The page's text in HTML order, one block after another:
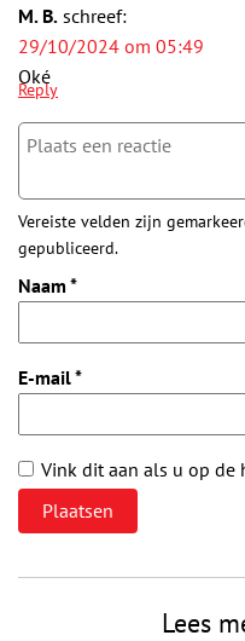
M. B. schreef:
29/10/2024 om 05:49
Oké
Reply
Vereiste velden zijn
gepubliceerd.
Naam *
E-mail*
Vink dit aan als u op
Lees